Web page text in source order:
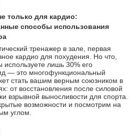
только для кардио:
способы использования
тренажер в зале, первая
кардио для похудения. Но что,
лишь 30% его
— это многофункциональный
стать вашим верным союзником в
от восстановления после силовой
взрывной выносливости для спорта.
возможности и посмотрим на
углом.